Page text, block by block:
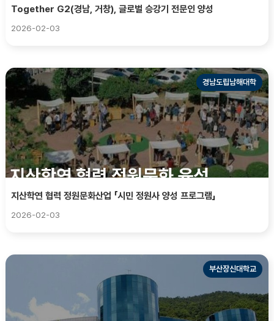
Together G2(경남, 거창), 글로벌 승강기 전문인 양성
2026-02-03
경남도립남해대학
지산학연 협력 정원문화산업 「시민 정원사 양성 프로그램」
2026-02-03
부산장신대학교